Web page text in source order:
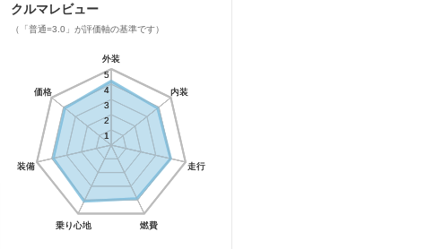
クルマレビュー
（「普通=3.0」が評価軸の基準です）
外装
内装
走行
燃費
乗り心地
装備
価格
1
2
3
4
5
外装
内装
走行
燃費
乗り心地
装備
価格
1
2
3
4
5